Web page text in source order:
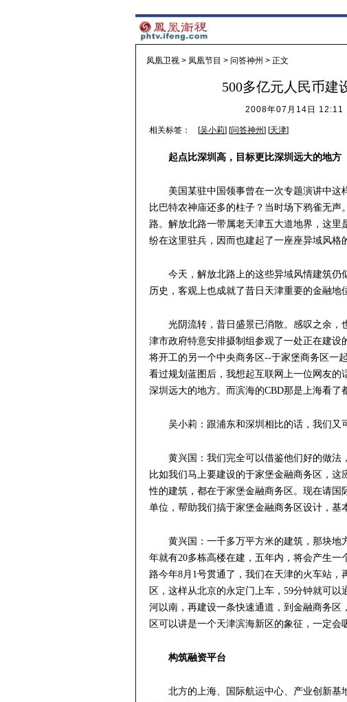
凤凰卫视 > 凤凰节目 > 问答神州 > 正文
500多亿元人民币建
2008年07月14日 12:11
相关标签： [吴小莉] [问答神州] [天津]
起点比深圳高，目标更比深圳远大的地方
美国某驻中国领事曾在一次专题演讲中
比巴特农神庙还多的柱子？当时场下鸦雀无
路。解放北路一带属老天津五大道地界，这
纷在这里驻兵，因而也建起了一座座异域风格
今天，解放北路上的这些异域风情建筑
历史，客观上也成就了昔日天津重要的金融地
光阴流转，昔日盛景已消散。感叹之余，
津市政府特意安排摄制组参观了一处正在建
将开工的另一个中央商务区--于家堡商务区一
看过规划蓝图后，我想起互联网上一位网友
深圳远大的地方。而滨海的CBD那是上海看了
吴小莉：跟浦东和深圳相比的话，我们又
黄兴国：我们完全可以借鉴他们好的做
比如我们马上要建设的于家堡金融商务区，
性的建筑，都在于家堡金融商务区。现在请
单位，帮助我们搞于家堡金融商务区设计，基
黄兴国：一千多万平方米的建筑，那块地
年就有20多栋高楼在建，五年内，将会产生
路今年8月1号贯通了，我们在天津的火车站
区，这样从北京的永定门上车，59分钟就可
河以南，再建设一条快速通道，到金融商务
区可以讲是一个天津滨海新区的象征，一定会
构筑融资平台
北方的上海、国际航运中心、产业创新